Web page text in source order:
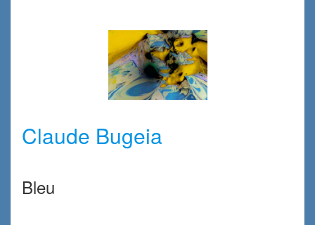
Claude Bugeia
Bleu